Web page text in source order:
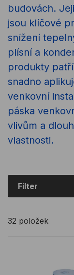
budovách.
jsou klíčové
snížení
plísní a
produkty
snadno
venkovní
páska
vlivům a
vlastnosti.
Filter
32 položek
Okenní páska